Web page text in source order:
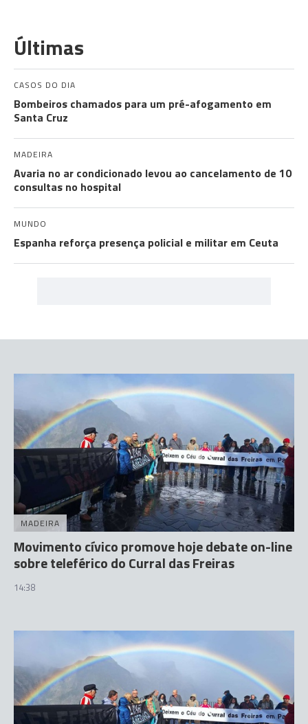
Últimas
CASOS DO DIA
Bombeiros chamados para um pré-afogamento em
Santa Cruz
MADEIRA
Avaria no ar condicionado levou ao cancelamento de 10
consultas no hospital
MUNDO
Espanha reforça presença policial e militar em Ceuta
MADEIRA
Movimento cívico promove hoje debate on-line
sobre teleférico do Curral das Freiras
14:38